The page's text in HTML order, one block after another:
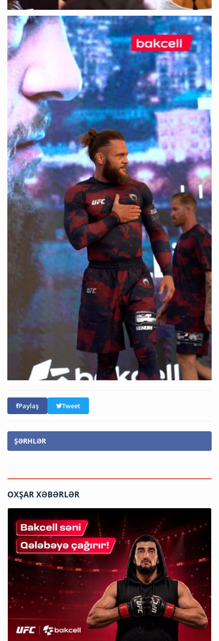
Paylaş Tweet
ŞƏRHLƏR
OXŞAR XƏBƏRLƏR